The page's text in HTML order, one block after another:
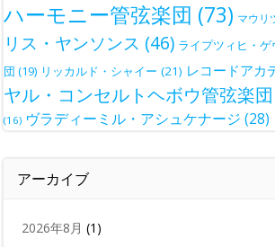
ハーモニー管弦楽団 (73) マウリ
リス・ヤンソンス (46) ライプツィヒ・
団 (19) リッカルド・シャイー (21) レコードアカ
ヤル・コンセルトヘボウ管弦楽団
(16) ヴラディーミル・アシュケナージ (28)
アーカイブ
2026年8月 (1)